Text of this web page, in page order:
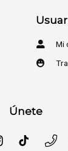
Mi
Únete